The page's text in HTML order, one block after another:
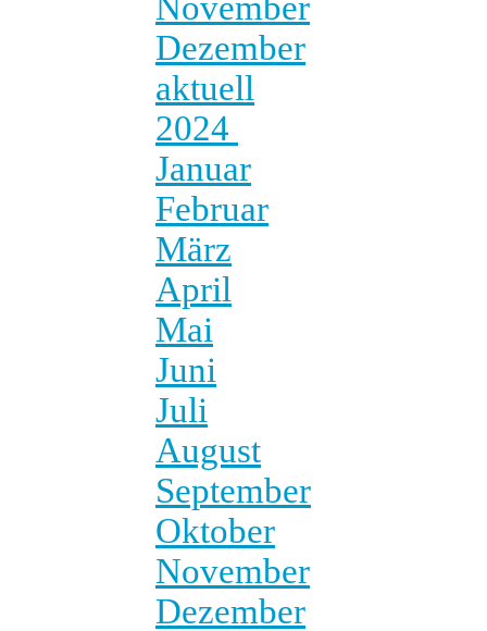
Dezember
aktuell
2024
Januar
Februar
März
April
Mai
Juni
Juli
August
September
Oktober
November
Dezember